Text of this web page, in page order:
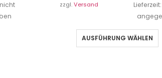
zzgl.Versand
AUSFÜHRUNG WÄHLEN